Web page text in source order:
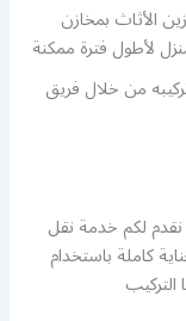
الأثاث بمخازن
لأطول فترة ممكنة
من خلال فريق
لكم خدمة نقل
كاملة باستخدام